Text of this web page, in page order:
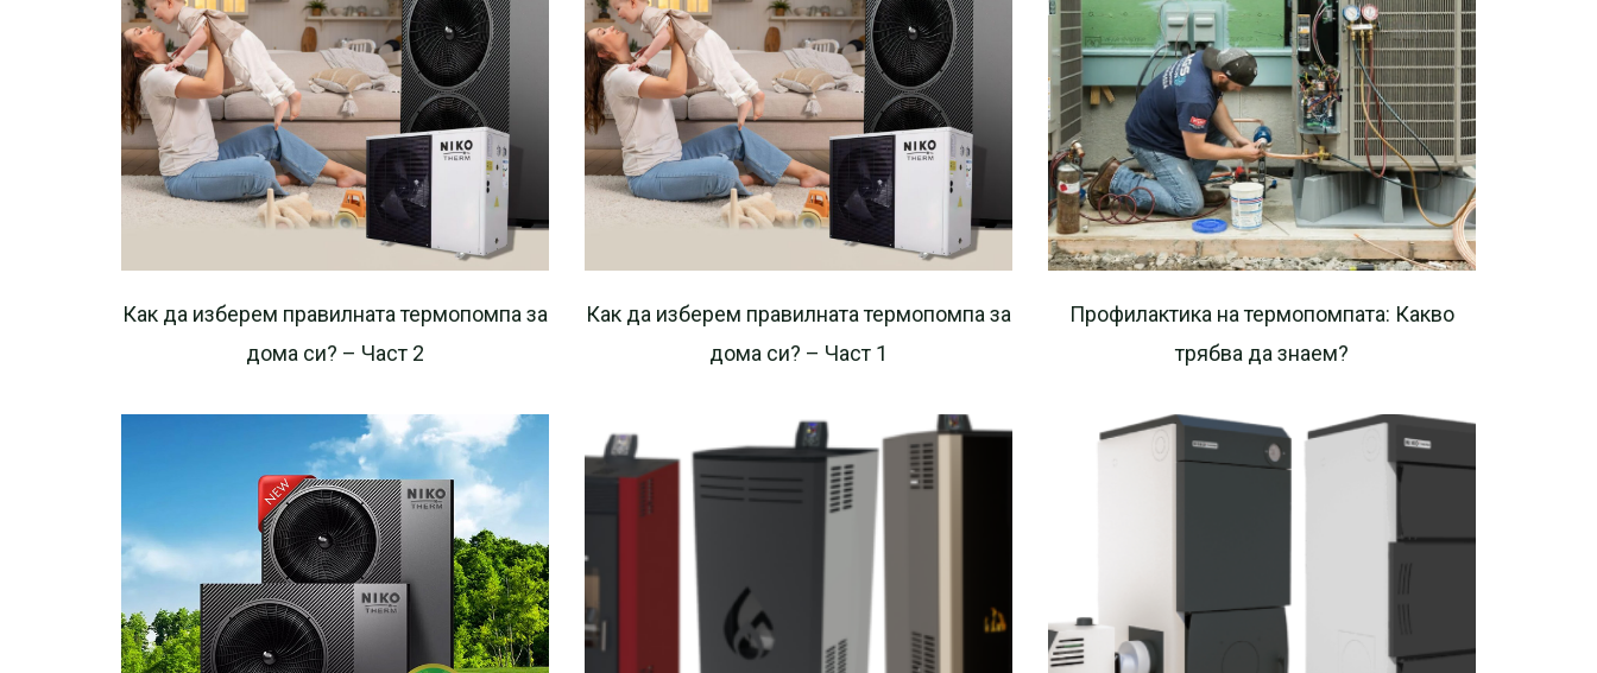
Как да изберем правилната термопомпа за
дома си? – Част 2
Как да изберем правилната термопомпа за
дома си? – Част 1
Профилактика на термопомпата: Какво
трябва да знаем?